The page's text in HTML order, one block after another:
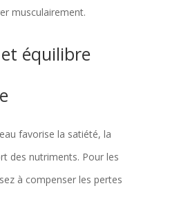
musculairement.
équilibre
favorise la satiété, la
des nutriments. Pour les
à compenser les pertes